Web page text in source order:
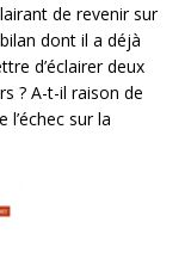
de revenir sur
dont il a déjà
d’éclairer deux
? A-t-il raison de
sur la